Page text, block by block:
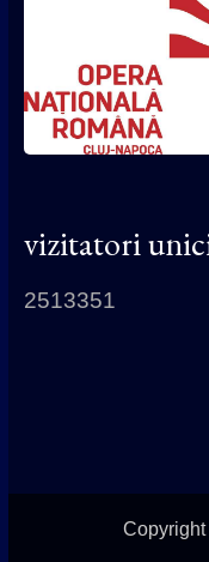
vizitatori
2513351